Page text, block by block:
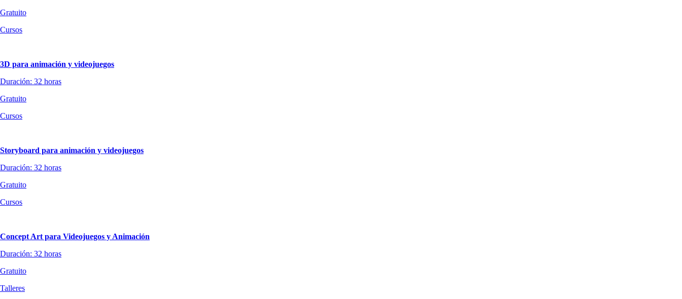
Gratuito
Cursos
3D para animación y videojuegos
Duración: 32 horas
Gratuito
Cursos
Storyboard para animación y videojuegos
Duración: 32 horas
Gratuito
Cursos
Concept Art para Videojuegos y Animación
Duración: 32 horas
Gratuito
Talleres